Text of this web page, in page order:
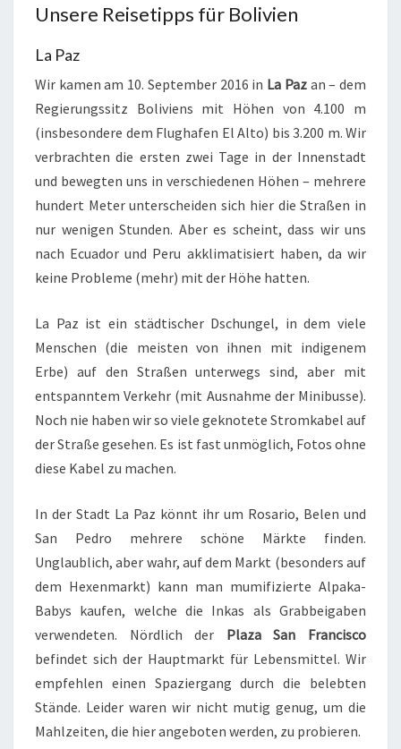
Unsere Reisetipps für Bolivien
La Paz
Wir kamen am 10. September 2016 in La Pazan – dem
Regierungssitz Boliviens mit Höhen von 4.100 m
(insbesondere dem Flughafen El Alto) bis 3.200 m. Wir
verbrachten die ersten zwei Tage in der Innenstadt
und bewegten uns in verschiedenen Höhen – mehrere
hundert Meter unterscheiden sich hier die Straßen in
nur wenigen Stunden. Aber es scheint, dass wir uns
nach Ecuador und Peru akklimatisiert haben, da wir
keine Probleme (mehr) mit der Höhe hatten.
La Paz ist ein städtischer Dschungel, in dem viele
Menschen (die meisten von ihnen mit indigenem
Erbe) auf den Straßen unterwegs sind, aber mit
entspanntem Verkehr (mit Ausnahme der Minibusse).
Noch nie haben wir so viele geknotete Stromkabel auf
der Straße gesehen. Es ist fast unmöglich, Fotos ohne
diese Kabel zu machen.
In der Stadt La Paz könnt ihr um Rosario, Belen und
San Pedro mehrere schöne Märkte finden.
Unglaublich, aber wahr, auf dem Markt (besonders auf
dem Hexenmarkt) kann man mumifizierte Alpaka-
Babys kaufen, welche die Inkas als Grabbeigaben
verwendeten. Nördlich der Plaza San Francisco
befindet sich der Hauptmarkt für Lebensmittel. Wir
empfehlen einen Spaziergang durch die belebten
Stände. Leider waren wir nicht mutig genug, um die
Mahlzeiten, die hier angeboten werden, zu probieren.